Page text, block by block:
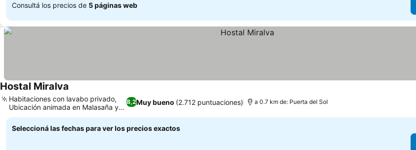
Consultá los precios de 5 páginas web
Hostal Miralva
8,2Muy bueno (2.712 puntuaciones)
Habitaciones con lavabo privado,
Ubicación animada en Malasaña y
Chueca
a 0.7 km de: Puerta del Sol
Seleccioná las fechas para ver los precios exactos